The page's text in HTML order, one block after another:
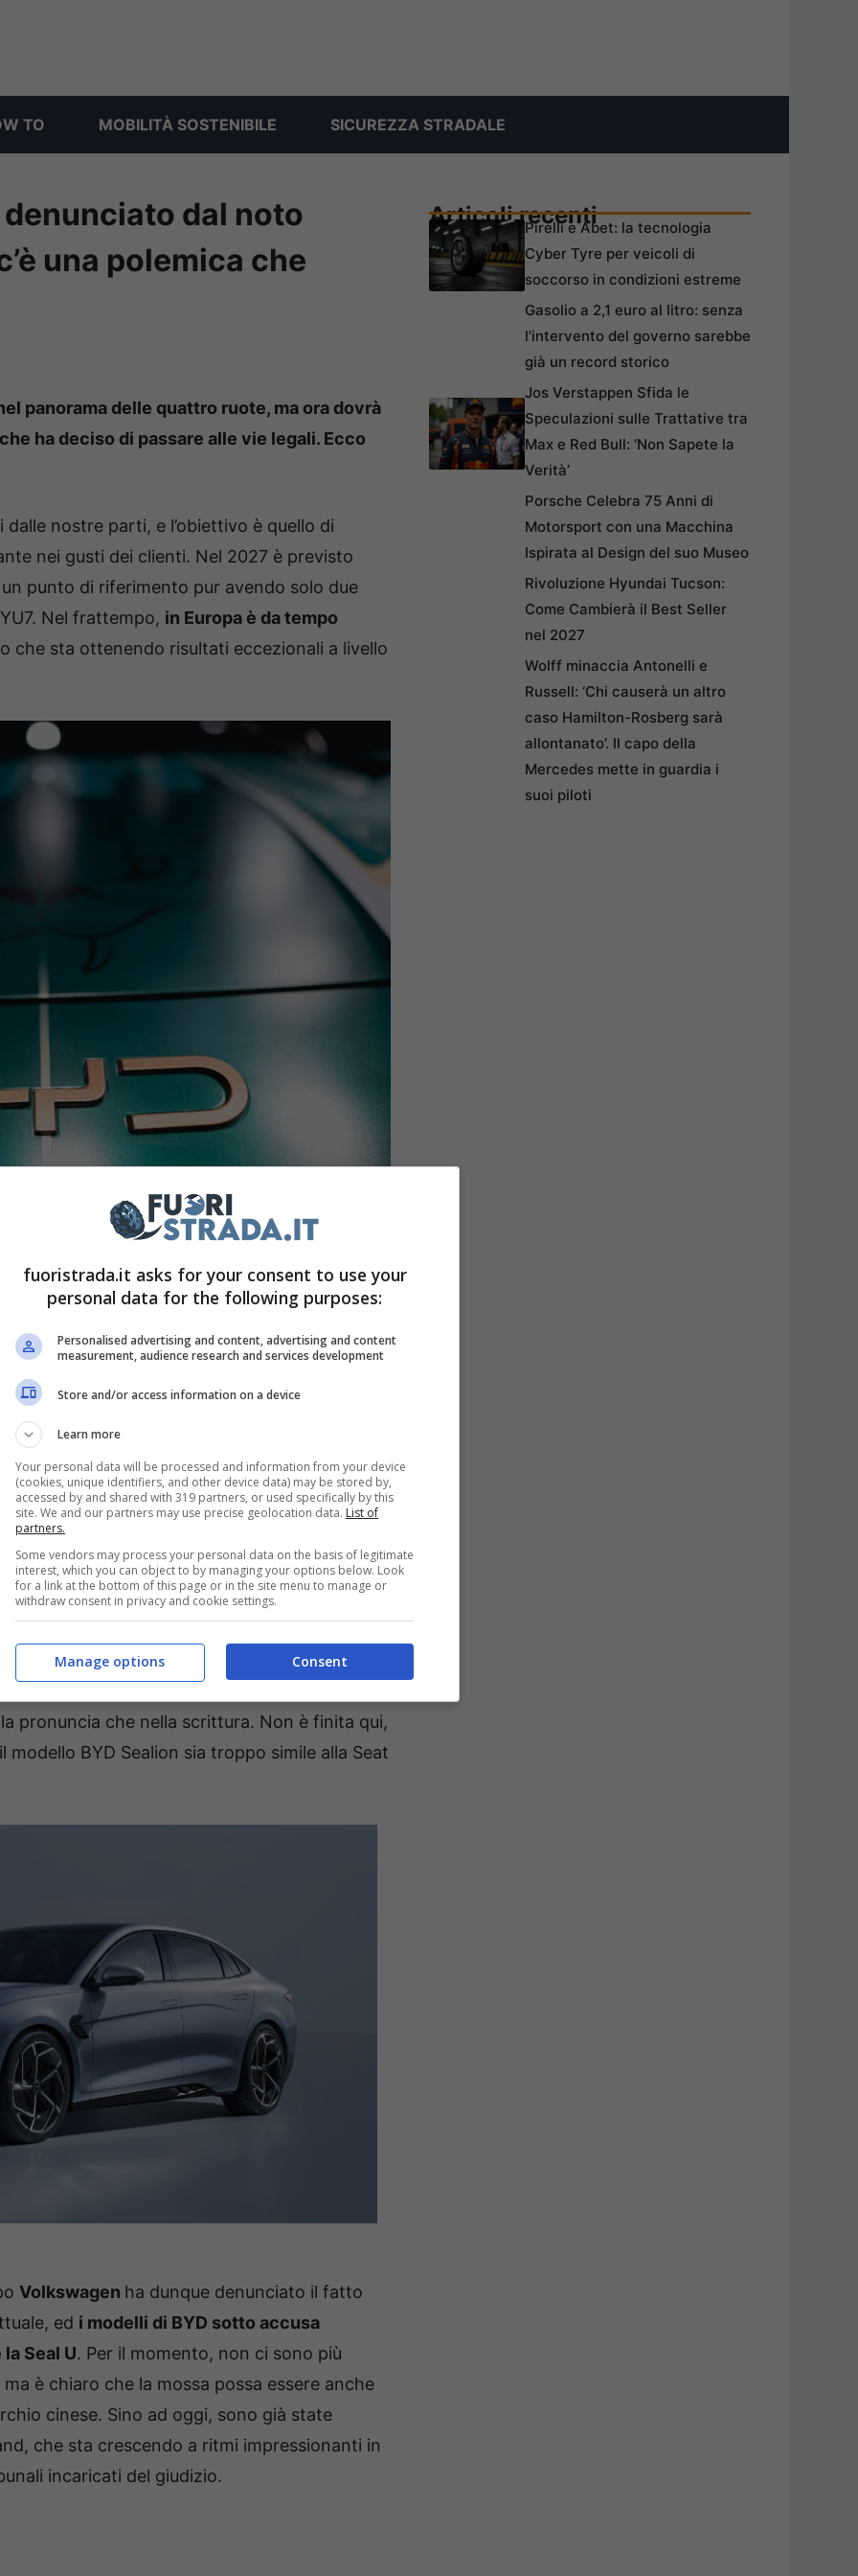
TO MOBILITÀ SOSTENIBILE SICUREZZA STRADALE
dal noto
una polemica che
panorama delle quattro ruote, ma ora dovrà
ha deciso di passare alle vie legali. Ecco
nostre parti, e l’obiettivo è quello di
nei gusti dei clienti. Nel 2027 è previsto
un punto di riferimento pur avendo solo due
Nel frattempo, in Europa è da tempo
che sta ottenendo risultati eccezionali a livello
di auto elettriche in Europa, BYD sta
il tecnologico SUV Sealion 7 svelato lo
previsti tanti nuovi debutti nel prossimo
web “eldebate.com“,la spagnola Seat
mossa a sorpresa che rischia di creare un
Andiamo a scoprire cosa c’è dietro a
per l’uso dei nomi Seal e
perBYD, ed il motivo è presto svelato.
Gli
Seal e Sealion
casa del paese del Dragone. Il brand
siano troppo simili al nome Seat, generando
pronuncia che nella scrittura. Non è finita qui,
BYD Sealion sia troppo simile alla Seat
Volkswagen ha dunque denunciato il fatto
ed i modelli di BYD sotto accusa
Seal U. Per il momento, non ci sono più
è chiaro che la mossa possa essere anche
cinese. Sino ad oggi, sono già state
che sta crescendo a ritmi impressionanti in
incaricati del giudizio.
Articoli recentiPirelli e Abet: la tecnologia
Cyber Tyre per veicoli di
soccorso in condizioni estreme
Gasolio a 2,1 euro al litro: senza
l’intervento del governo sarebbe
già un record storico
Jos Verstappen Sfida le
Speculazioni sulle Trattative tra
Max e Red Bull: ‘Non Sapete la
Verità’
Porsche Celebra 75 Anni di
Motorsport con una Macchina
Ispirata al Design del suo Museo
Rivoluzione Hyundai Tucson:
Come Cambierà il Best Seller
nel 2027
Wolff minaccia Antonelli e
Russell: ‘Chi causerà un altro
caso Hamilton-Rosberg sarà
allontanato’. Il capo della
Mercedes mette in guardia i
suoi piloti
fuoristrada.it asks for your consent to use your
personal data for the following purposes:
Personalised advertising and content, advertising and content
measurement, audience research and services development
Store and/or access information on a device
Learn more
Your personal data will be processed and information from your device
(cookies, unique identifiers, and other device data) may be stored by,
accessed by and shared with 319 partners, or used specifically by this
site. We and our partners may use precise geolocation data. List of
partners.
Some vendors may process your personal data on the basis of legitimate
interest, which you can object to by managing your options below. Look
for a link at the bottom of this page or in the site menu to manage or
withdraw consent in privacy and cookie settings.
Consent
Manage options